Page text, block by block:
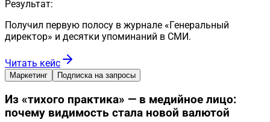
Результат:
Получил первую полосу в журнале «Генеральный
директор» и десятки упоминаний в СМИ.
Читать кейс
Маркетинг Подписка на запросы
Из «тихого практика» — в медийное лицо:
почему видимость стала новой валютой